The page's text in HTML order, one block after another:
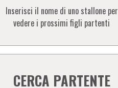
Inserisci il nome di uno stallone per
vedere i prossimi figli partenti
CERCA PARTENTE